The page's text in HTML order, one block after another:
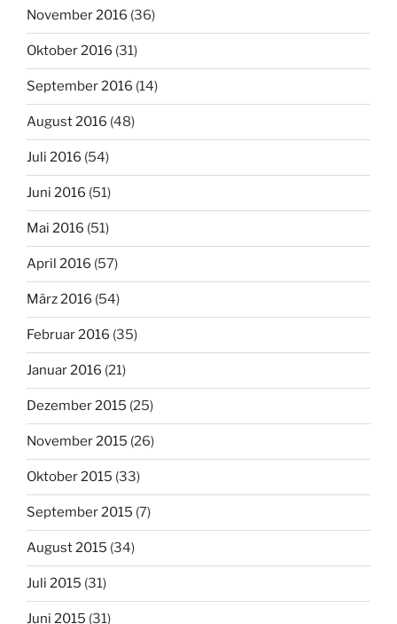
November 2016 (36)
Oktober 2016 (31)
September 2016 (14)
August 2016 (48)
Juli 2016 (54)
Juni 2016 (51)
Mai 2016 (51)
April 2016 (57)
März 2016 (54)
Februar 2016 (35)
Januar 2016 (21)
Dezember 2015 (25)
November 2015 (26)
Oktober 2015 (33)
September 2015 (7)
August 2015 (34)
Juli 2015 (31)
Juni 2015 (31)